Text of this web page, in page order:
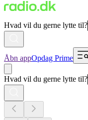
Hvad vil du gerne lytte til?
Åbn appOpdag Prime
Hvad vil du gerne lytte til?